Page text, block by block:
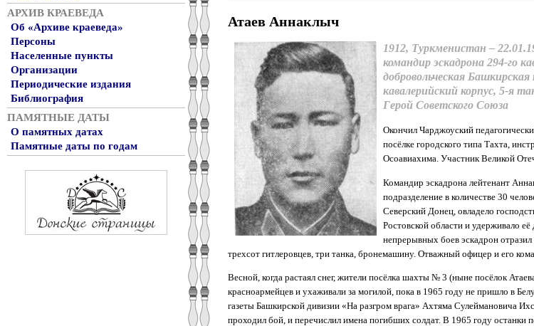
АРХИВ КРАЕВЕДА
Об «Архиве краеведа»
Персоны
Населенные пункты
Организации
Периодические издания
Библиография
ПАМЯТНЫЕ ДАТЫ
О памятных датах
Памятные даты по годам
Атаев Аннаклыч
1912, Туркменистан –
командир эскадрона 294-го
добровольческая
кавалерийский корпус, 5-я
Геpой Советского Союза
Окончил Чарджоуский
посёлке городского типа Тахта,
Осоавиахима. Участник Великой
Командир эскадрона лейтенант
подразделение в количестве 30
Северский Донец, овладело
Ростовской области и удерживало
непрерывных боев эскадрон
трехсот гитлеровцев, три танка, бронемашину. Отважный офицер и его
Весной, когда растаял снег, жители посёлка шахты № 3 (ныне посёлок
красноармейцев и ухаживали за могилой, пока в 1965 году не пришло в
газеты Башкирской дивизии «На разгром врага» Ахтяма Сулеймановича
проходил бой, и перечислил имена погибших солдат. В 1965 году останки